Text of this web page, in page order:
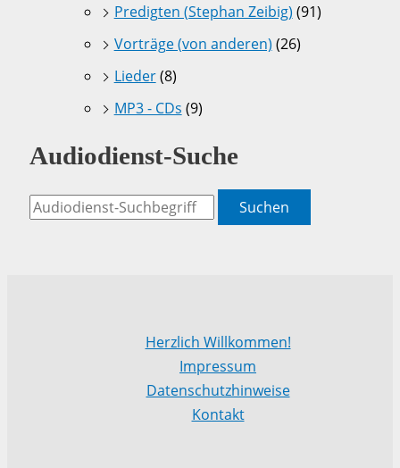
Predigten (Stephan Zeibig) (91)
Vorträge (von anderen) (26)
Lieder(8)
MP3 - CDs (9)
Audiodienst-Suche
Suchen
Herzlich Willkommen!
Impressum
Datenschutzhinweise
Kontakt